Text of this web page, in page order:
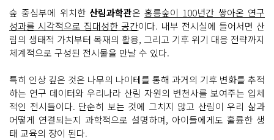
숲 중심부에 위치한 산림과학관은홍릉숲이 100년간 쌓아온 연구
성과를 시각적으로 집대성한 공간이다. 내부 전시실에 들어서면 산
림의 생태적 가치부터 목재의 활용, 그리고 기후 위기 대응 전략까지
체계적으로 구성된 전시물을 만날 수 있다.
특히 인상 깊은 것은 나무의 나이테를 통해 과거의 기후 변화를 추적
하는 연구 데이터와 우리나라 산림 자원의 변천사를 보여주는 입체
적인 전시들이다. 단순히 보는 것에 그치지 않고 산림이 우리 삶과
어떻게 연결되는지 과학적으로 설명하며, 아이들에게도 훌륭한 생
태 교육의 장이 된다.